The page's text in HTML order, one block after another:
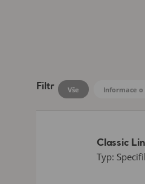
Filtr Vše Informace
Classic
Typ: